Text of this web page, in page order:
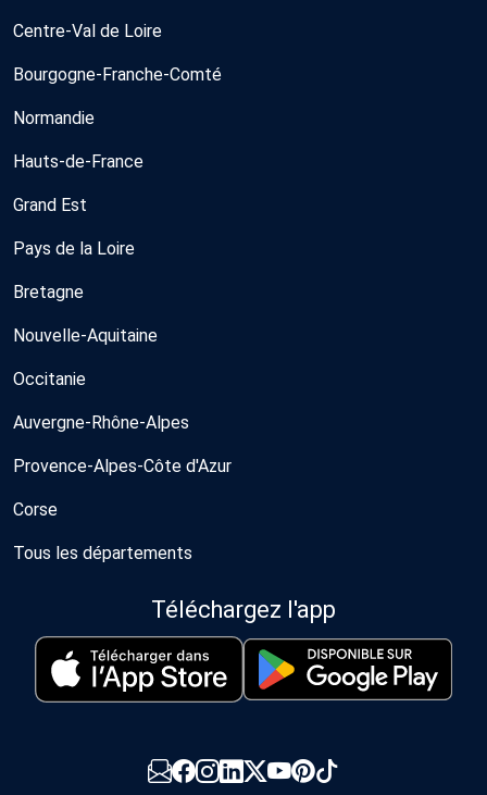
Centre-Val de Loire
Bourgogne-Franche-Comté
Normandie
Hauts-de-France
Grand Est
Pays de la Loire
Bretagne
Nouvelle-Aquitaine
Occitanie
Auvergne-Rhône-Alpes
Provence-Alpes-Côte d'Azur
Corse
Tous les départements
Téléchargez l'app